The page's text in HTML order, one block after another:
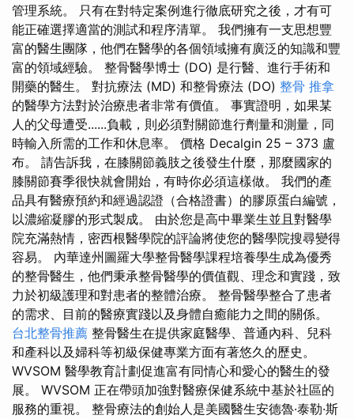
管理系統。 只有在對特定案例進行徹底研究之後，才有可
能正確選擇適當的測試和程序清單。 我們擁有一支思想豐
富的醫生團隊，他們在醫學的各個領域擁有廣泛的知識和豐
富的領域經驗。 整骨醫學博士 (DO) 是行醫、進行手術和
開藥的醫生。 對抗療法 (MD) 和整骨療法 (DO) 整骨 推拿
的醫學方法對於治療患者非常有價值。 事實證明，如果某
人的父母遭受......負載，則必須對關節進行劑量和測量，同
時輸入所需的工作和休息率。 價格 Decalgin 25 – 373 盧
布。 請告訴我，在膝關節義肢之後發生什麼，那麼國家的
膝關節賽季很快就會開始，有時你必須這樣做。 我們的產
品具有醫療預約和經過認證（合格證書）的膠原蛋白編號，
以濃縮凝膠的形式製成。 由於您是高中畢業生並且對醫學
院充滿熱情，密西根醫學院的評論將使您的醫學院搜尋變得
容易。 內華達州圖羅大學整骨醫學課程培養學生成為優秀
的整骨醫生，他們秉承整骨醫學的價值觀、理念和實踐，致
力於初級護理和對患者的整體治療。 整骨醫學整合了患者
的需求、目前的醫療實踐以及身體自癒能力之間的關係。
台北整骨推薦 整骨醫生在提供家庭醫學、普通內科、兒科
和產科以及婦科等初級保健專業方面有著悠久的歷史。
WVSOM 醫學教育計劃促進富有同情心和愛心的醫生的發
展。 WVSOM 正在帶頭加強對醫療保健系統中基於社區的
服務的重視。 整骨療法的創始人是美國醫生安德魯·泰勒·斯